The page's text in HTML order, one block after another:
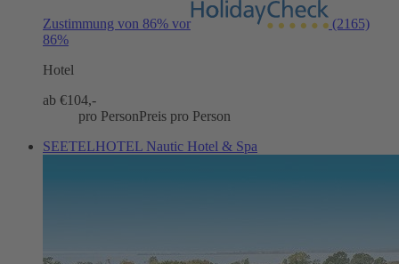
Zustimmung von 86% vor
(2165)
86%
Hotel
ab €104,-
pro PersonPreis pro Person
SEETELHOTEL Nautic Hotel & Spa